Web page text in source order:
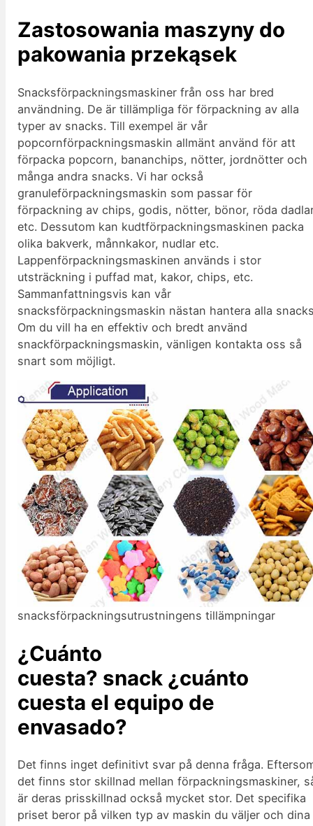
Zastosowania maszyny do
pakowania przekąsek
Snacksförpackningsmaskiner från oss har bred
användning. De är tillämpliga för förpackning av alla
typer av snacks. Till exempel är vår
popcornförpackningsmaskin allmänt använd för att
förpacka popcorn, bananchips, nötter, jordnötter och
många andra snacks. Vi har också
granuleförpackningsmaskin som passar för
förpackning av chips, godis, nötter, bönor, röda
etc. Dessutom kan kudtförpackningsmaskinen packa
olika bakverk, månnkakor, nudlar etc.
Lappenförpackningsmaskinen används i stor
utsträckning i puffad mat, kakor, chips, etc.
Sammanfattningsvis kan vår
snacksförpackningsmaskin nästan hantera alla
Om du vill ha en effektiv och bredt använd
snackförpackningsmaskin, vänligen kontakta oss så
snart som möjligt.
snacksförpackningsutrustningens tillämpningar
¿Cuánto
cuesta? snack ¿cuánto
cuesta el equipo de
envasado?
Det finns inget definitivt svar på denna fråga.
det finns stor skillnad mellan förpackningsmaskiner,
är deras prisskillnad också mycket stor. Det specifika
priset beror på vilken typ av maskin du väljer och dina